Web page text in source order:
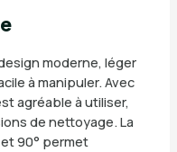
moderne, léger
à manipuler. Avec
agréable à utiliser,
de nettoyage. La
90° permet